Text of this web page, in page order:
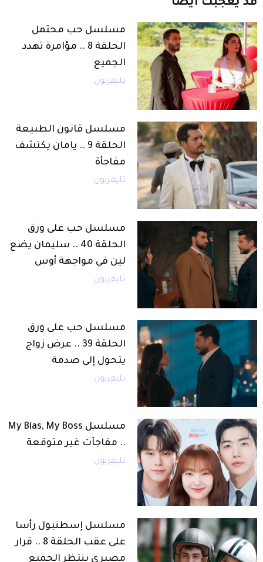
قد يعجبك أيضاً
مسلسل حب محتمل
الحلقة 8 .. مؤامرة تهدد
الجميع
تليفزيون
مسلسل قانون الطبيعة
الحلقة 9 .. يامان يكتشف
مفاجأة
تليفزيون
مسلسل حب على ورق
الحلقة 40 .. سليمان يضع
لين في مواجهة أوس
تليفزيون
مسلسل حب على ورق
الحلقة 39 .. عرض زواج
يتحول إلى صدمة
تليفزيون
مسلسل My Bias, My Boss
.. مفاجآت غير متوقعة
تليفزيون
مسلسل إسطنبول رأسا
على عقب الحلقة 8 .. قرار
مصيري ينتظر الجميع